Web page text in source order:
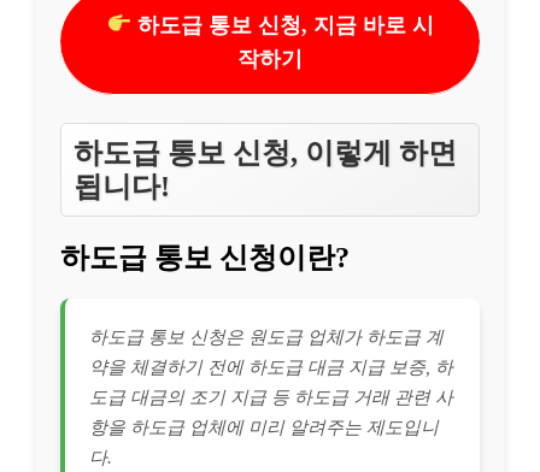
하도급 통보 신청, 지금 바로 시
작하기
하도급 통보 신청, 이렇게 하면
됩니다!
하도급 통보 신청이란?
하도급 통보 신청은 원도급 업체가 하도급 계
약을 체결하기 전에 하도급 대금 지급 보증, 하
도급 대금의 조기 지급 등 하도급 거래 관련 사
항을 하도급 업체에 미리 알려주는 제도입니
다.